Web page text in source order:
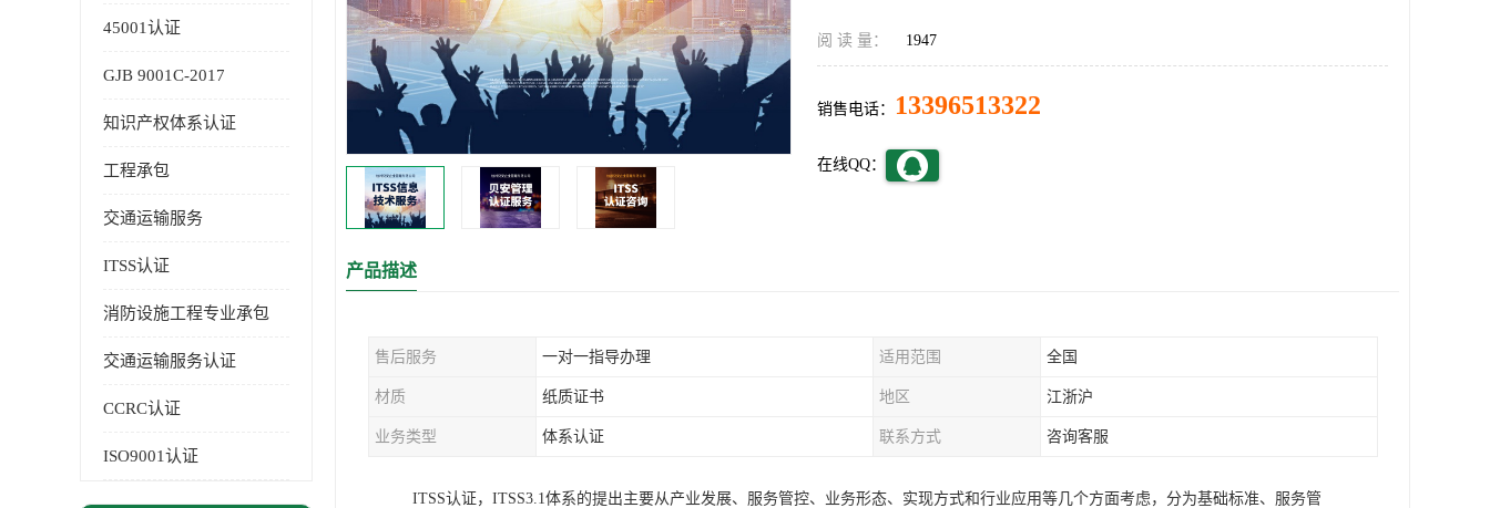
45001认证
GJB 9001C-2017
知识产权体系认证
工程承包
交通运输服务
ITSS认证
消防设施工程专业承包
交通运输服务认证
CCRC认证
ISO9001认证
阅 读 量： 1947
销售电话： 13396513322
在线QQ：
产品描述
售后服务 一对一指导办理 适用范围 全国
材质 纸质证书 地区 江浙沪
业务类型 体系认证 联系方式 咨询客服
ITSS认证，ITSS3.1体系的提出主要从产业发展、服务管控、业务形态、实现方式和行业应用等几个方面考虑，分为基础标准、服务管